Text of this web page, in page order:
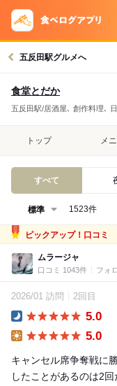
五反田駅グルメへ
食堂とだか
五反田駅/居酒屋､ 創作料理､
トップ メ
すべて
1523件
ピックアップ！口コミ
ムラージャ
口コミ 1043件 フォ
2026/01 訪問 2回目
5.0
5.0
キャンセル席争奪戦に
したことがあるのは2